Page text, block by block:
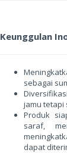
Keunggulan
sebagai
jamu tetapi
Produk
saraf,
dapat